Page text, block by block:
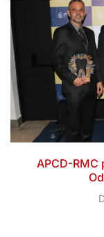
APCD-RMC